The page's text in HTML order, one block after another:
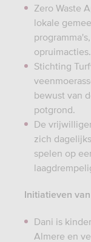
Zero Waste
lokale
opruimacties.
Stichting
bewust van
potgrond.
De
zich
spelen op
Initiatieven
Dani is
Almere en